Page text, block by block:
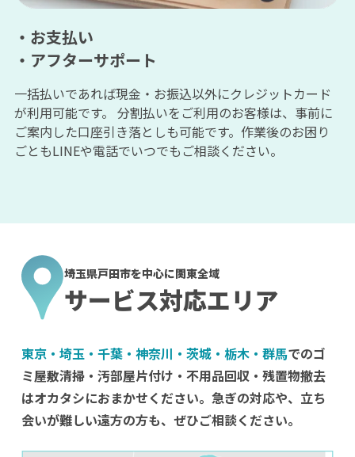
・お支払い
・アフターサポート
一括払いであれば現金・お振込以外にクレジットカード
が利用可能です。 分割払いをご利用のお客様は、事前に
ご案内した口座引き落としも可能です。作業後のお困り
ごともLINEや電話でいつでもご相談ください。
埼玉県戸田市を中心に関東全域
サービス対応エリア
東京・埼玉・千葉・神奈川・茨城・栃木・群馬でのゴ
ミ屋敷清掃・汚部屋片付け・不用品回収・残置物撤去
はオカタシにおまかせください。急ぎの対応や、立ち
会いが難しい遠方の方も、ぜひご相談ください。